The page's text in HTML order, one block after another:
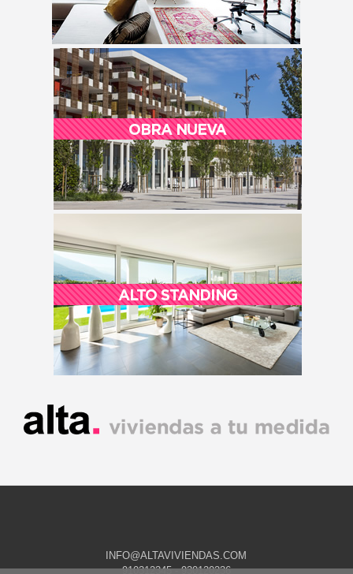
OBRA NUEVA
ALTO STANDING
INFO@ALTAVIVIENDAS.COM
910312345 - 930120236